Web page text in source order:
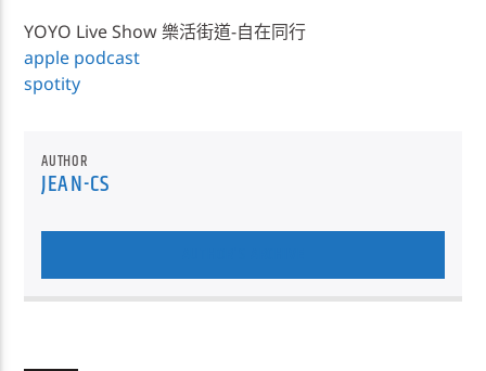
YOYO Live Show 樂活街道-自在同行
apple podcast
spotity
AUTHOR
JEAN-CS